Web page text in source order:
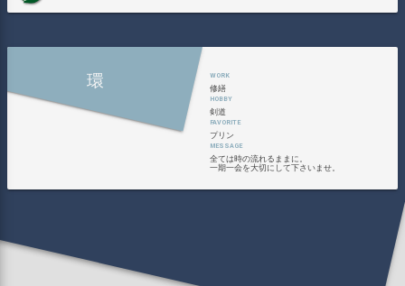
環 修繕
剣道
プリン
全ては時の流れるままに。
一期一会を大切にして下さいませ。